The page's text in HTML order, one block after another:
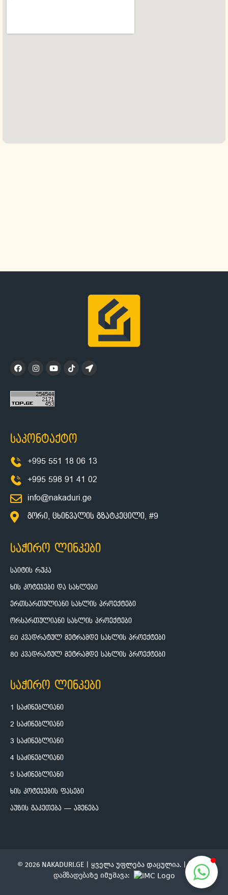
საკონტაქტო
+995 551 18 06 13
+995 598 91 41 02
info@nakaduri.ge
გორი, ცხინვალის გზატკეცილი, #9
საჭირო ლინკები
საიტის რუკა
ხის კოტეჯები და სახლები
ერთსართულიანი სახლის პროექტები
ორსართულიანი სახლის პროექტები
60 კვადრატულ მეტრამდე სახლის პროექტები
80 კვადრატულ მეტრამდე სახლის პროექტები
საჭირო ლინკები
1 საძინებლიანი
2 საძინებლიანი
3 საძინებლიანი
4 საძინებლიანი
5 საძინებლიანი
ხის კოტეჯების ფასები
აუზის გაკეთება — აშენება
© 2026 NAKADURI.GE | ყველა უფლება დაცულია. |საიტის
დამზადებაზე იმუშავა: